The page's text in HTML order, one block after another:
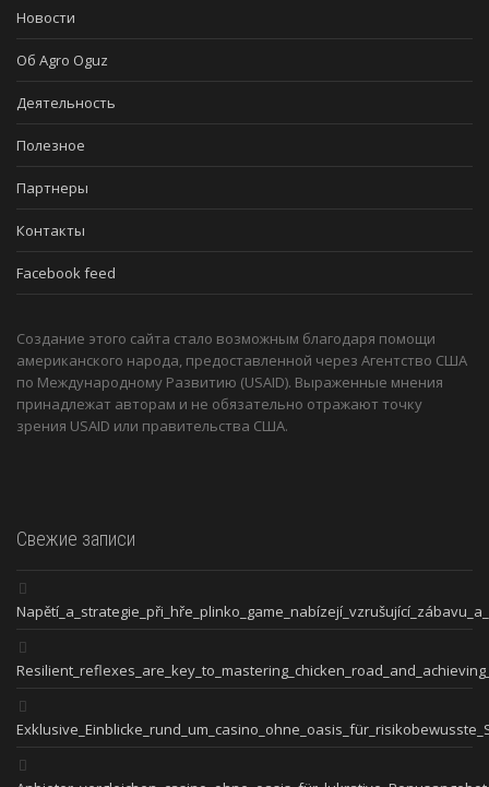
Новости
Об Agro Oguz
Деятельность
Полезное
Партнеры
Контакты
Facebook feed
Создание этого сайта стало возможным благодаря помощи
американского народа, предоставленной через Агентство США
по Международному Развитию (USAID). Выраженные мнения
принадлежат авторам и не обязательно отражают точку
зрения USAID или правительства США.
Свежие записи